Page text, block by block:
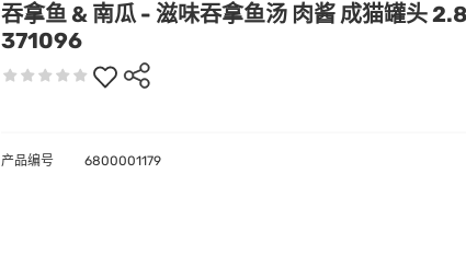
吞拿鱼 & 南瓜 - 滋味吞拿鱼汤 肉酱 成猫罐头
371096
产品编号 6800001179